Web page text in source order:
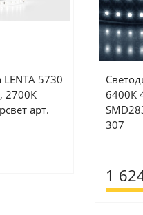
5730
2700К
арт.
6400К
307
1